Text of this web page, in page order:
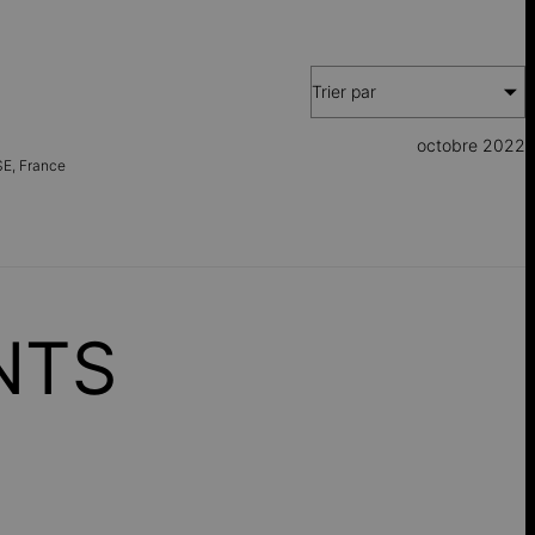
Trier par
France
octobre 2022